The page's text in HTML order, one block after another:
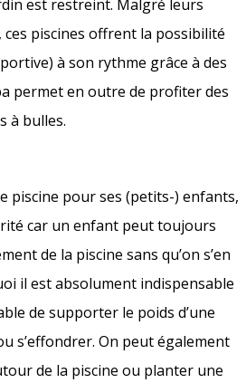
est restreint. Malgré leurs
ces piscines offrent la possibilité
à son rythme grâce à des
permet en outre de profiter des
à bulles.
piscine pour ses (petits-) enfants,
car un enfant peut toujours
de la piscine sans qu’on s’en
il est absolument indispensable
de supporter le poids d’une
s’effondrer. On peut également
de la piscine ou planter une